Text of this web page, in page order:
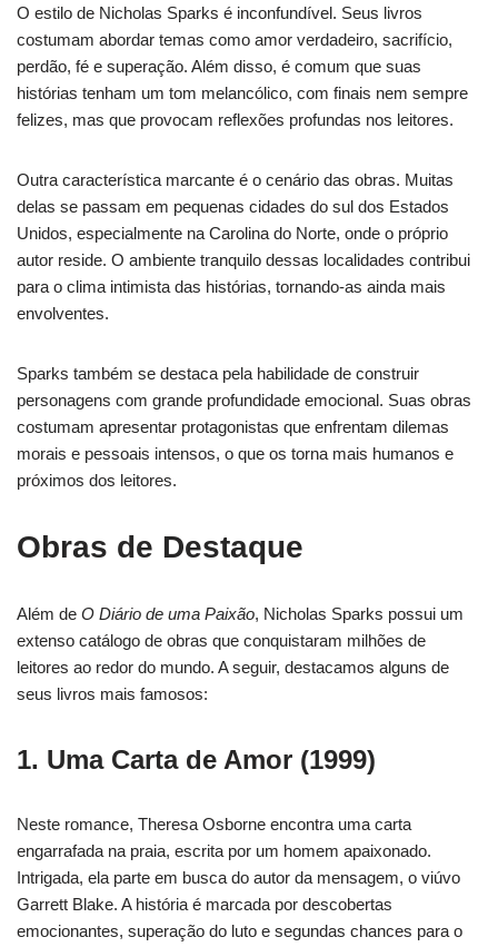
O estilo de Nicholas Sparks é inconfundível. Seus livros
costumam abordar temas como amor verdadeiro, sacrifício,
perdão, fé e superação. Além disso, é comum que suas
histórias tenham um tom melancólico, com finais nem sempre
felizes, mas que provocam reflexões profundas nos leitores.
Outra característica marcante é o cenário das obras. Muitas
delas se passam em pequenas cidades do sul dos Estados
Unidos, especialmente na Carolina do Norte, onde o próprio
autor reside. O ambiente tranquilo dessas localidades contribui
para o clima intimista das histórias, tornando-as ainda mais
envolventes.
Sparks também se destaca pela habilidade de construir
personagens com grande profundidade emocional. Suas obras
costumam apresentar protagonistas que enfrentam dilemas
morais e pessoais intensos, o que os torna mais humanos e
próximos dos leitores.
Obras de Destaque
Além de O Diário de uma Paixão, Nicholas Sparks possui um
extenso catálogo de obras que conquistaram milhões de
leitores ao redor do mundo. A seguir, destacamos alguns de
seus livros mais famosos:
1. Uma Carta de Amor (1999)
Neste romance, Theresa Osborne encontra uma carta
engarrafada na praia, escrita por um homem apaixonado.
Intrigada, ela parte em busca do autor da mensagem, o viúvo
Garrett Blake. A história é marcada por descobertas
emocionantes, superação do luto e segundas chances para o